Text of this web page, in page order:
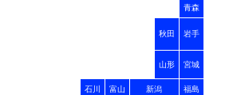
青森
秋田 岩手
山形 宮城
石川 富山 新潟 福島